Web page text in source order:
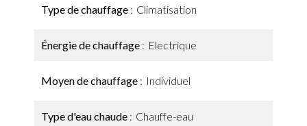
Type de chauffage Climatisation
Énergie de chauffage Electrique
Moyen de chauffage Individuel
Type d'eau chaude Chauffe-eau